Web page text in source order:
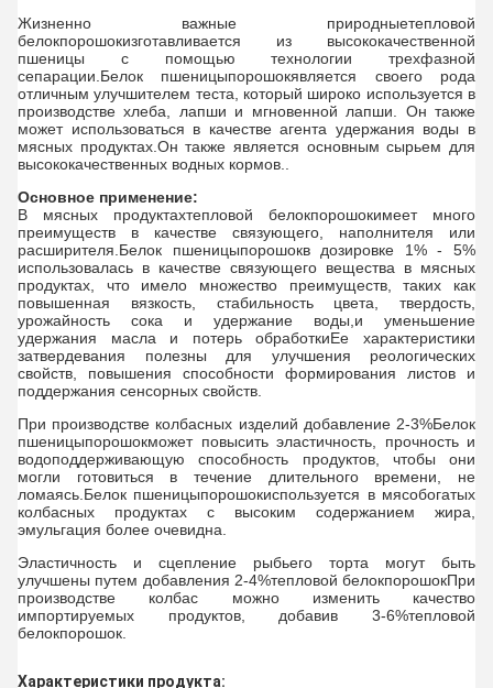
Жизненно важные природныетепловой
белокпорошокизготавливается из высококачественной
пшеницы с помощью технологии трехфазной
сепарации. Белок пшеницыпорошокявляется своего рода
отличным улучшителем теста, который широко используется в
производстве хлеба, лапши и мгновенной лапши. Он также
может использоваться в качестве агента удержания воды в
мясных продуктах.Он также является основным сырьем для
высококачественных водных кормов..
Основное применение:
В мясных продуктахтепловой белокпорошокимеет много
преимуществ в качестве связующего, наполнителя или
расширителя. Белок пшеницыпорошокв дозировке 1% - 5%
использовалась в качестве связующего вещества в мясных
продуктах, что имело множество преимуществ, таких как
повышенная вязкость, стабильность цвета, твердость,
урожайность сока и удержание воды,и уменьшение
удержания масла и потерь обработкиЕе характеристики
затвердевания полезны для улучшения реологических
свойств, повышения способности формирования листов и
поддержания сенсорных свойств.
При производстве колбасных изделий добавление 2-3%Белок
пшеницыпорошокможет повысить эластичность, прочность и
водоподдерживающую способность продуктов, чтобы они
могли готовиться в течение длительного времени, не
ломаясь. Белок пшеницыпорошокиспользуется в мясобогатых
колбасных продуктах с высоким содержанием жира,
эмульгация более очевидна.
Эластичность и сцепление рыбьего торта могут быть
улучшены путем добавления 2-4%тепловой белокпорошокПри
производстве колбас можно изменить качество
импортируемых продуктов, добавив 3-6%тепловой
белокпорошок
Характеристики продукта: